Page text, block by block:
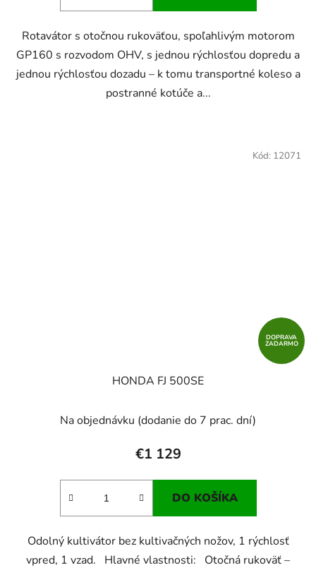
Rotavátor s otočnou rukoväťou, spoľahlivým motorom
GP160 s rozvodom OHV, s jednou rýchlosťou dopredu a
jednou rýchlosťou dozadu – k tomu transportné koleso a
postranné kotúče a...
DOPRAVA
ZADARMO
HONDA FJ 500SE
Na objednávku (dodanie do 7 prac. dní)
€1 129
DO KOŠÍKA
Odolný kultivátor bez kultivačných nožov, 1 rýchlosť
vpred, 1 vzad. Hlavné vlastnosti: Otočná rukoväť –
Kód: 12071